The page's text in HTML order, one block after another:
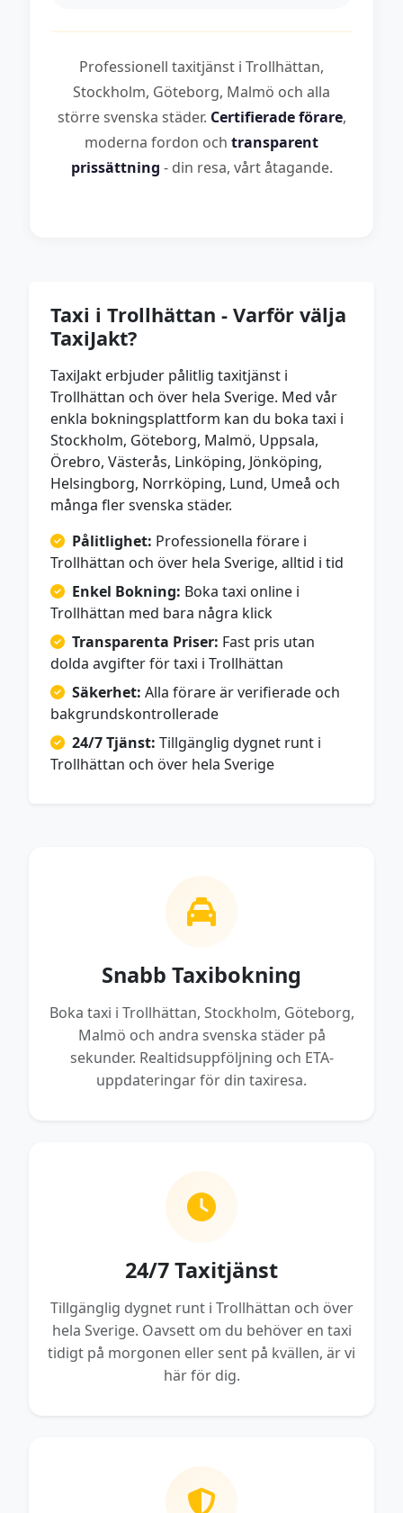
Professionell taxitjänst i Trollhättan,
Stockholm, Göteborg, Malmö och alla
större svenska städer. Certifierade förare,
moderna fordon och transparent
prissättning - din resa, vårt åtagande.
Taxi i Trollhättan - Varför välja
TaxiJakt?
TaxiJakt erbjuder pålitlig taxitjänst i
Trollhättan och över hela Sverige. Med vår
enkla bokningsplattform kan du boka taxi i
Stockholm, Göteborg, Malmö, Uppsala,
Örebro, Västerås, Linköping, Jönköping,
Helsingborg, Norrköping, Lund, Umeå och
många fler svenska städer.
Pålitlighet: Professionella förare i
Trollhättan och över hela Sverige, alltid i tid
Enkel Bokning: Boka taxi online i
Trollhättan med bara några klick
Transparenta Priser: Fast pris utan
dolda avgifter för taxi i Trollhättan
Säkerhet: Alla förare är verifierade och
bakgrundskontrollerade
24/7 Tjänst: Tillgänglig dygnet runt i
Trollhättan och över hela Sverige
Snabb Taxibokning
Boka taxi i Trollhättan, Stockholm, Göteborg,
Malmö och andra svenska städer på
sekunder. Realtidsuppföljning och ETA-
uppdateringar för din taxiresa.
24/7 Taxitjänst
Tillgänglig dygnet runt i Trollhättan och över
hela Sverige. Oavsett om du behöver en taxi
tidigt på morgonen eller sent på kvällen, är vi
här för dig.